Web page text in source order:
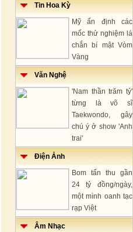
Tin Hoa Kỳ
Mỹ ấn định các
mốc thử nghiệm lá
chắn bí mật Vòm
Vàng
Văn Nghệ
'Nam thần trăm tỷ'
từng là võ sĩ
Taekwondo, gây
chú ý ở show 'Anh
trai'
Điện Ảnh
Bom tấn thu gần
24 tỷ đồng/ngày,
một mình oanh tạc
rạp Việt
Âm Nhạc